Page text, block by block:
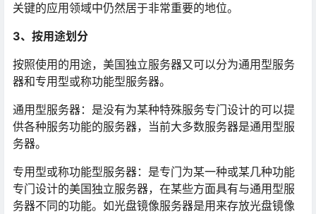
关键的应用领域中仍然居于非常重要的地位。
3、按用途划分
按照使用的用途，美国独立服务器又可以分为通用型服务
器和专用型或称功能型服务器。
通用型服务器：是没有为某种特殊服务专门设计的可以提
供各种服务功能的服务器，当前大多数服务器是通用型服
务器。
专用型或称功能型服务器：是专门为某一种或某几种功能
专门设计的美国独立服务器，在某些方面具有与通用型服
务器不同的功能。如光盘镜像服务器是用来存放光盘镜像